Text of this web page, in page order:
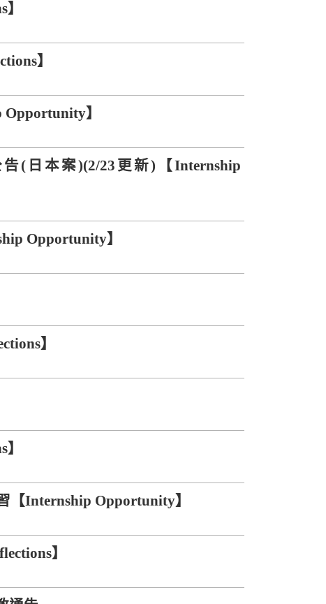
】
】
(日本案)(2/23更新)【Internship
Opportunity】
】
【Internship Opportunity】
】